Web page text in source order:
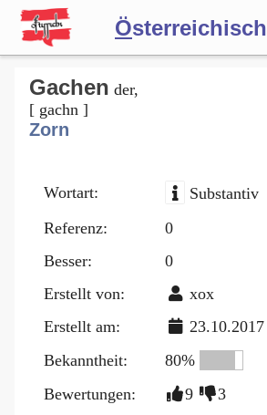
Österreichisch
Wörterbuch
Forum
Blog
Gachen der,
[ gachn ]
Zorn
Wortart:
Substantiv
Referenz:
0
Besser:
0
Erstellt von:
xox
Erstellt am:
23.10.2017
Bekanntheit:
80%
Bewertungen:
9 3